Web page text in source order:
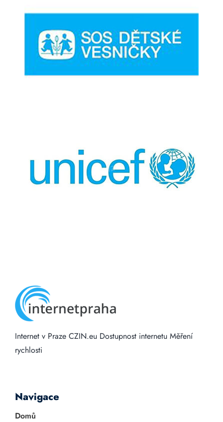
Internet v Praze CZIN.eu Dostupnost internetu Měření
rychlosti
Navigace
Domů